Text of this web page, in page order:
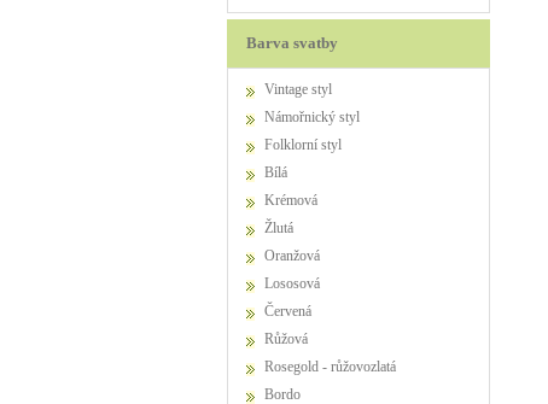
Barva svatby
Vintage styl
Námořnický styl
Folklorní styl
Bílá
Krémová
Žlutá
Oranžová
Lososová
Červená
Růžová
Rosegold - růžovozlatá
Bordo